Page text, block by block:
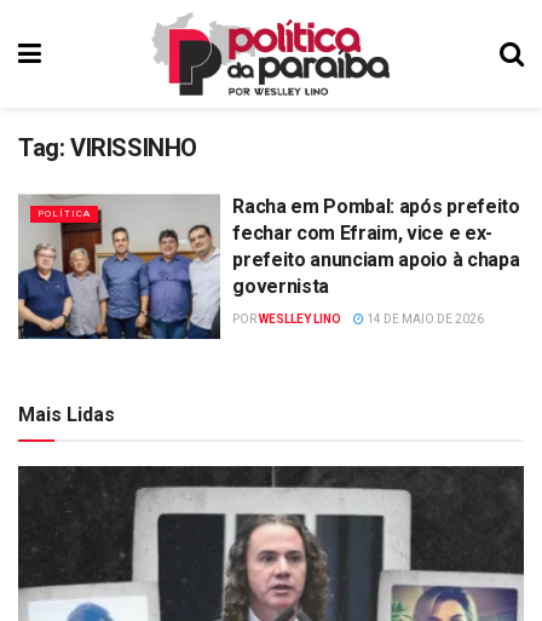
Tag: VIRISSINHO
POLÍTICA
Racha em Pombal: após prefeito
fechar com Efraim, vice e ex-
prefeito anunciam apoio à chapa
governista
PORWESLLEY LINO 14 DE MAIO DE 2026
Mais Lidas